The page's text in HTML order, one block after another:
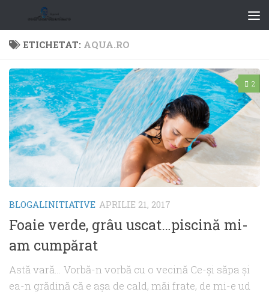
ETICHETAT: AQUA.RO
2
BLOGALINITIATIVE APRILIE 21, 2017
Foaie verde, grâu uscat…piscină mi-
am cumpărat
Astă vară… Vorbă-n vorbă cu o vecină Ce-şi săpa şi
ea-n grădină că e aşa de cald, măi frate, de mi-e ud